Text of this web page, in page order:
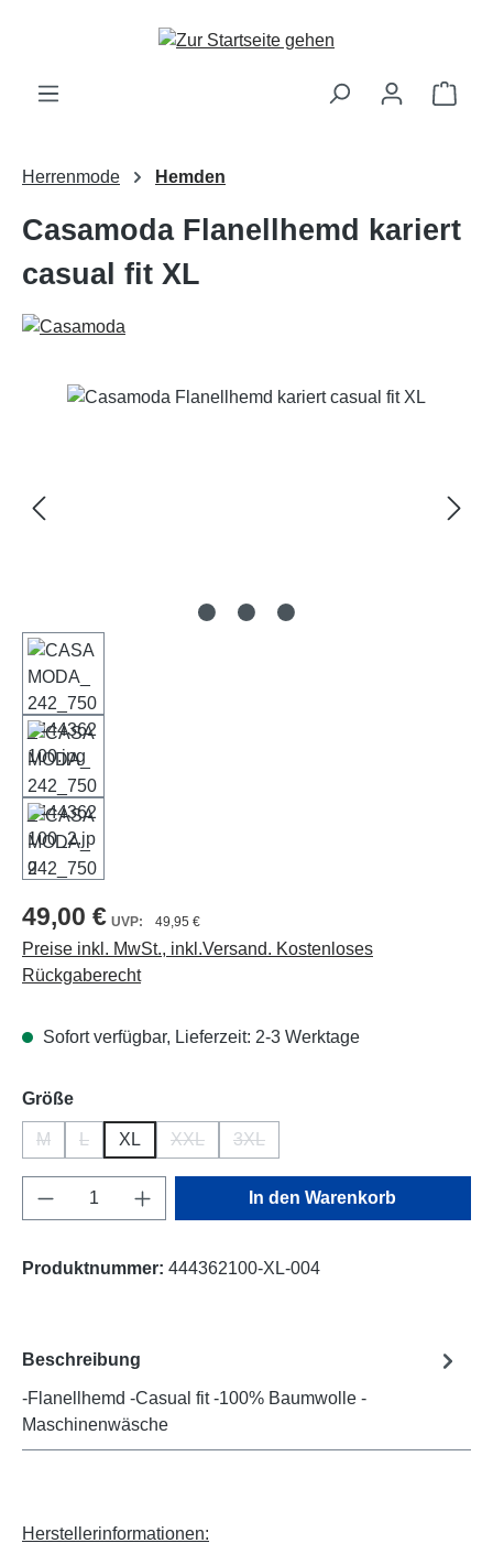
Zum Hauptinhalt springen
Herrenmode Hemden
Casamoda Flanellhemd kariert
casual fit XL
Bildergalerie überspringen
49,00 € 49,95 €
Preise inkl. MwSt., inkl.Versand. Kostenloses
Rückgaberecht
Sofort verfügbar, Lieferzeit: 2-3 Werktage
Größeauswählen
M
(Diese Option ist zurzeit nicht verfügbar.)
L
(Diese Option ist zurzeit nicht verfügbar.)
XL XXL 3XL
Produkt Anzahl: Gib den gewünschten
In den Warenkorb
Produktnummer: 444362100-XL-004
Beschreibung
-Flanellhemd -Casual fit -100% Baumwolle -
Maschinenwäsche
Herstellerinformationen: